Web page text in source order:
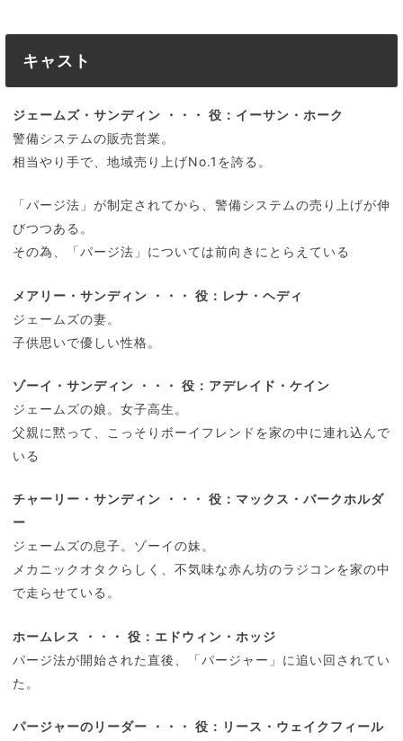
キャスト
ジェームズ・サンディン ・・・ 役：イーサン・ホーク
警備システムの販売営業。
相当やり手で、地域売り上げNo.1を誇る。
「パージ法」が制定されてから、警備システムの売り上げが伸
びつつある。
その為、「パージ法」については前向きにとらえている
メアリー・サンディン ・・・ 役：レナ・ヘディ
ジェームズの妻。
子供思いで優しい性格。
ゾーイ・サンディン ・・・ 役：アデレイド・ケイン
ジェームズの娘。女子高生。
父親に黙って、こっそりボーイフレンドを家の中に連れ込んで
いる
チャーリー・サンディン ・・・ 役：マックス・バークホルダ
ー
ジェームズの息子。ゾーイの妹。
メカニックオタクらしく、不気味な赤ん坊のラジコンを家の中
で走らせている。
ホームレス ・・・ 役：エドウィン・ホッジ
パージ法が開始された直後、「パージャー」に追い回されてい
た。
パージャーのリーダー ・・・ 役：リース・ウェイクフィール